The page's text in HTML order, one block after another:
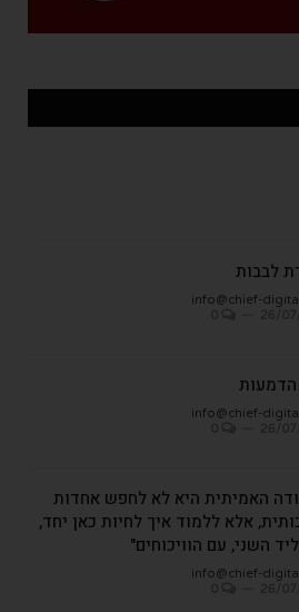
לבבות
info@chief-
info@chief-
האמיתית היא לא לחפש אחדות
אלא ללמוד איך לחיות כאן יחד,
השני, עם הוויכוחים"
info@chief-